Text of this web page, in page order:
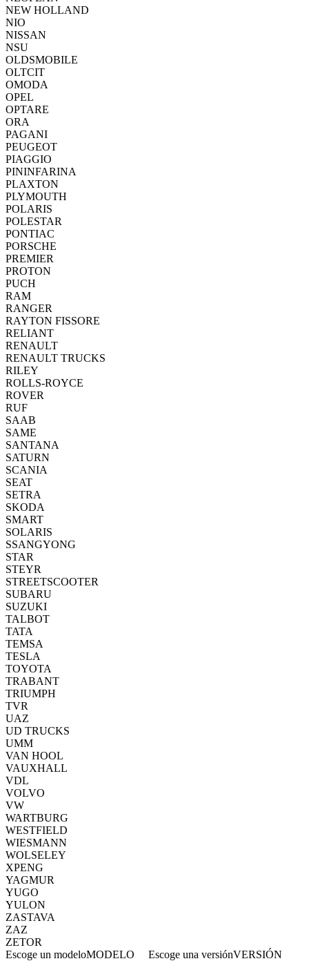
NEW HOLLAND
NIO
NISSAN
NSU
OLDSMOBILE
OLTCIT
OMODA
OPEL
OPTARE
ORA
PAGANI
PEUGEOT
PIAGGIO
PININFARINA
PLAXTON
PLYMOUTH
POLARIS
POLESTAR
PONTIAC
PORSCHE
PREMIER
PROTON
PUCH
RAM
RANGER
RAYTON FISSORE
RELIANT
RENAULT
RENAULT TRUCKS
RILEY
ROLLS-ROYCE
ROVER
RUF
SAAB
SAME
SANTANA
SATURN
SCANIA
SEAT
SETRA
SKODA
SMART
SOLARIS
SSANGYONG
STAR
STEYR
STREETSCOOTER
SUBARU
SUZUKI
TALBOT
TATA
TEMSA
TESLA
TOYOTA
TRABANT
TRIUMPH
TVR
UAZ
UD TRUCKS
UMM
VAN HOOL
VAUXHALL
VDL
VOLVO
VW
WARTBURG
WESTFIELD
WIESMANN
WOLSELEY
XPENG
YAGMUR
YUGO
YULON
ZASTAVA
ZAZ
ZETOR
Escoge un modeloMODELO Escoge una versiónVERSIÓN